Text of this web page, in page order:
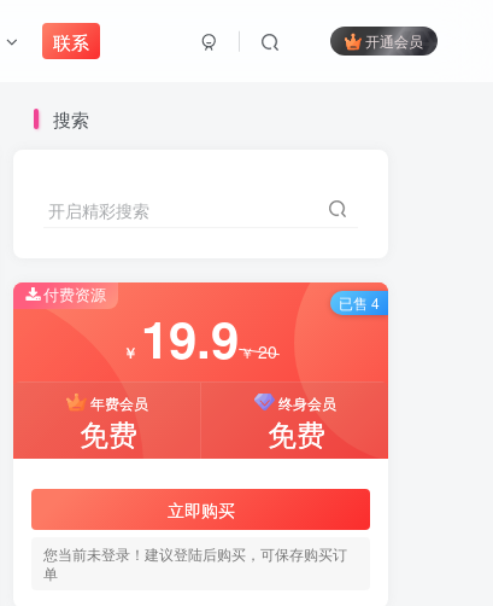
联系 开通会员
搜索
开启精彩搜索
付费资源
￥ 19.9￥20
年费会员
免费
终身会员
免费
立即购买
您当前未登录！建议登陆后购买，可保存购买订
单
已售 4